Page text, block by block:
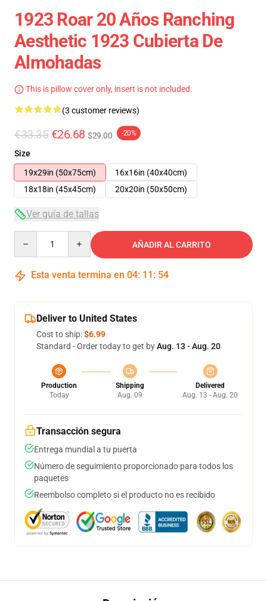
1923 Roar 20 Años Ranching
Aesthetic 1923 Cubierta De
Almohadas
This is pillow cover only, insert is not included.
(3 customer reviews)
€33.35 €26.68 $29.00 -20%
Size
19x29in (50x75cm)
16x16in (40x40cm)
18x18in (45x45cm)
20x20in (50x50cm)
Ver guía de tallas
AÑADIR AL CARRITO
Esta venta termina en 04: 11 : 53
Deliver to United States
Cost to ship:$6.99
Standard - Order today to get byAug. 13 - Aug. 20
Production
Today
Shipping
Aug. 09
Delivered
Aug. 13 - Aug. 20
Transacción segura
Entrega mundial a tu puerta
Número de seguimiento proporcionado para todos los
paquetes
Reembolso completo si el producto no es recibido